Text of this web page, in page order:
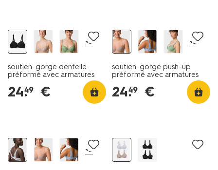
+3
soutien-gorge dentelle
préformé avec armatures
24.
49 €
+3
soutien-gorge push-up
préformé avec armatures
24.
49 €
+3